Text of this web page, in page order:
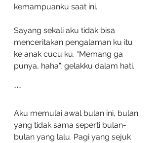
kemampuanku saat ini.
Sayang sekali aku tidak bisa
menceritakan pengalaman ku itu
ke anak cucu ku. “Memang ga
punya, haha”, gelakku dalam hati.
***
Aku memulai awal bulan ini, bulan
yang tidak sama seperti bulan-
bulan yang lalu. Pagi yang sejuk